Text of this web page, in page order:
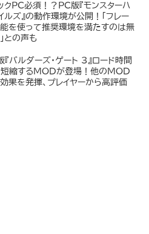
クPC必須！？PC版『モンスターハ
ルズ』の動作環境が公開！「フレー
を使って推奨環境を満たすのは無
との声も
バルダーズ・ゲート 3』ロード時間
短縮するMODが登場！他のMOD
果を発揮、プレイヤーから高評価